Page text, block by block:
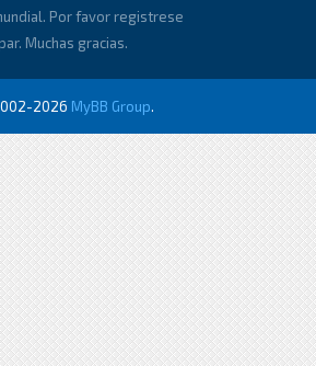
Por favor registrese
Muchas gracias.
2026 MyBB Group.